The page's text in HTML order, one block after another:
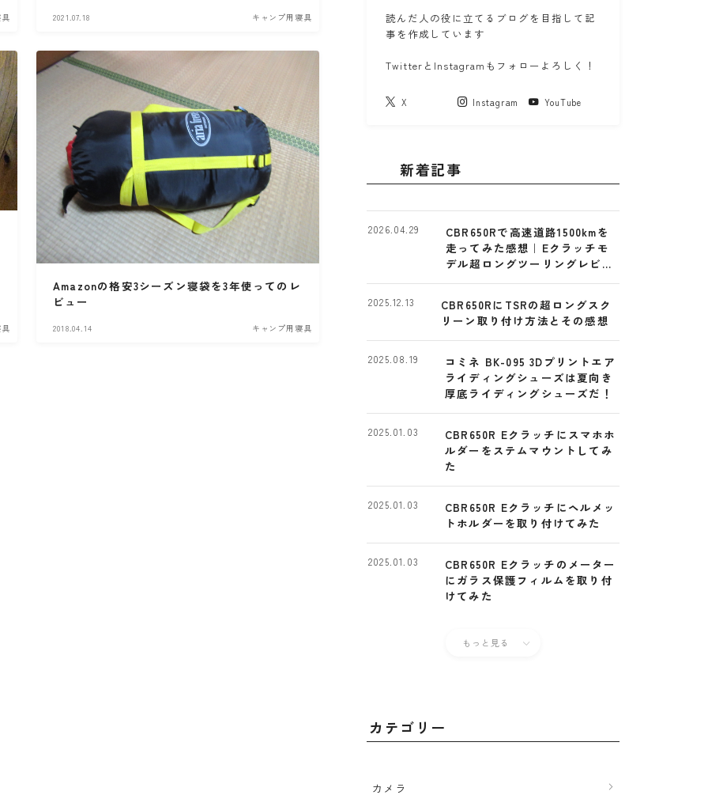
2021.07.18 キャンプ用寝具
Amazonの格安3シーズン寝袋を3年使ってのレ
ビュー
2018.04.14 キャンプ用寝具
読んだ人の役に立てるブログを目指して記
事を作成しています
TwitterとInstagramもフォローよろしく！
X Instagram YouTube
新着記事
CBR650Rで高速道路1500kmを
走ってみた感想｜Eクラッチモ
デル超ロングツーリングレビュ
ー
2026.04.29
CBR650RにTSRの超ロングスク
リーン取り付け方法とその感想
2025.12.13
コミネ BK-095 3Dプリントエア
ライディングシューズは夏向き
厚底ライディングシューズだ！
2025.08.19
CBR650R Eクラッチにスマホホ
ルダーをステムマウントしてみ
た
2025.01.03
CBR650R Eクラッチにヘルメッ
トホルダーを取り付けてみた
2025.01.03
CBR650R Eクラッチのメーター
にガラス保護フィルムを取り付
けてみた
2025.01.03
もっと見る
カテゴリー
カメラ